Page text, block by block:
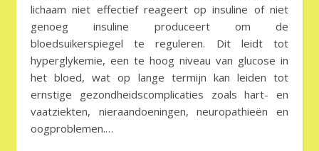
lichaam niet effectief reageert op insuline of niet
genoeg insuline produceert om de
bloedsuikerspiegel te reguleren. Dit leidt tot
hyperglykemie, een te hoog niveau van glucose in
het bloed, wat op lange termijn kan leiden tot
ernstige gezondheidscomplicaties zoals hart- en
vaatziekten, nieraandoeningen, neuropathieën en
oogproblemen.…